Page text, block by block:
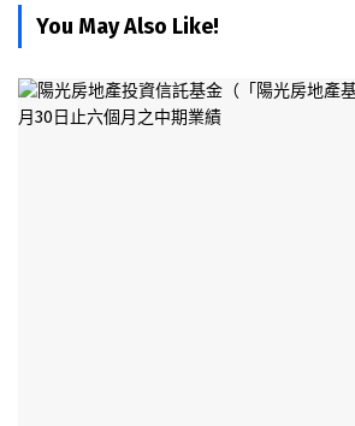
You May Also Like!